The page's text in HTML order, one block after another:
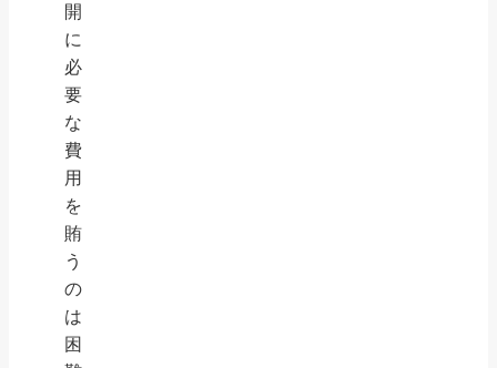
開
に
必
要
な
費
用
を
賄
う
の
は
困